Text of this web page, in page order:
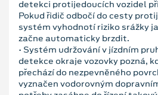
detekci protijedoucích vozidel
Pokud řidič odbočí do cesty
systém vyhodnotí riziko srážky
začne automaticky brzdit.
• Systém udržování v jízdním
detekce okraje vozovky pozná,
přechází do nezpevněného
vyznačen vodorovným